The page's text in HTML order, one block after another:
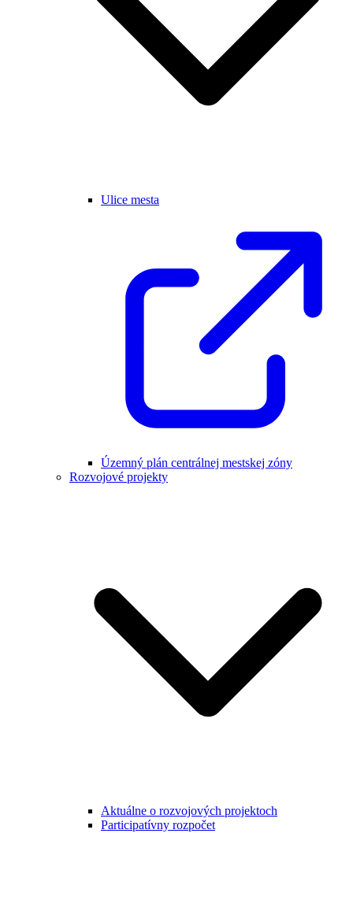
Ulice mesta
Územný plán centrálnej mestskej zóny
Rozvojové projekty
Aktuálne o rozvojových projektoch
Participatívny rozpočet